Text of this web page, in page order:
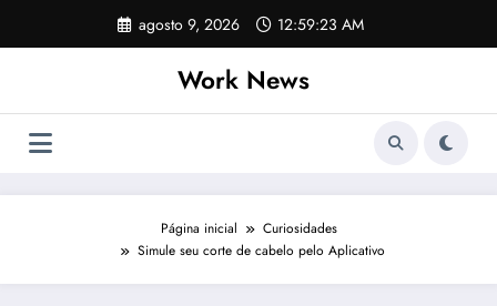
o
agosto 9, 2026 12:59:24 AM
Work News
Página inicial
Curiosidades
Simule seu corte de cabelo pelo Aplicativo